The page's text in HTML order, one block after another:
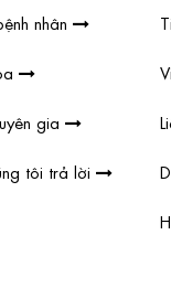
nhân
gia
tôi trả lời